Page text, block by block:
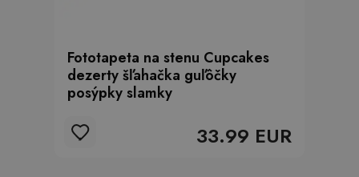
Fototapeta na stenu Cupcakes
dezerty šľahačka guľôčky
posýpky slamky
33.99 EUR